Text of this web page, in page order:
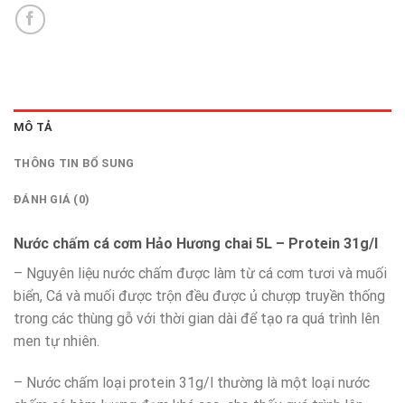
MÔ TẢ
THÔNG TIN BỔ SUNG
ĐÁNH GIÁ (0)
Nước chấm cá cơm Hảo Hương chai 5L – Protein 31g/l
– Nguyên liệu nước chấm được làm từ cá cơm tươi và muối
biển, Cá và muối được trộn đều được ủ chượp truyền thống
trong các thùng gỗ với thời gian dài để tạo ra quá trình lên
men tự nhiên.
– Nước chấm loại protein 31g/l thường là một loại nước